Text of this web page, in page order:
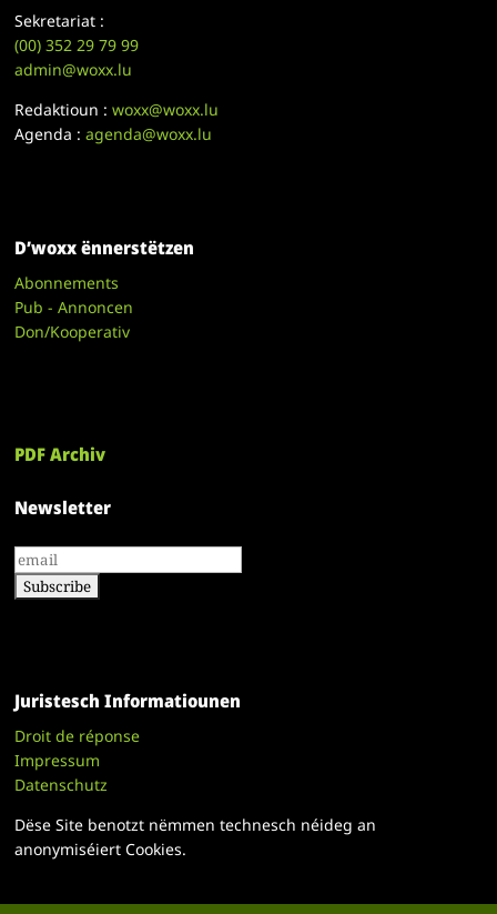
Sekretariat :
(00)352 29 79 99
admin@woxx.lu
Redaktioun :woxx@woxx.lu
Agenda :agenda@woxx.lu
D’woxx ënnerstëtzen
Abonnements
Pub - Annoncen
Don/Kooperativ
PDF Archiv
Newsletter
Juristesch Informatiounen
Droit de réponse
Impressum
Datenschutz
Dëse Site benotzt nëmmen technesch néideg an
anonymiséiert Cookies.